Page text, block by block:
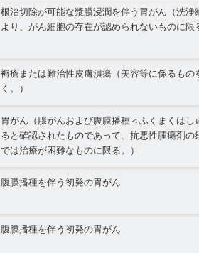
根治切除が可能な漿膜浸潤を伴う胃がん（洗浄
より、がん細胞の存在が認められないものに限
褥瘡または難治性皮膚潰瘍（美容等に係るもの
く。）
胃がん（腺がんおよび腹膜播種＜ふくまくはし
ると確認されたものであって、抗悪性腫瘍剤の
では治療が困難なものに限る。）
腹膜播種を伴う初発の胃がん
腹膜播種を伴う初発の胃がん